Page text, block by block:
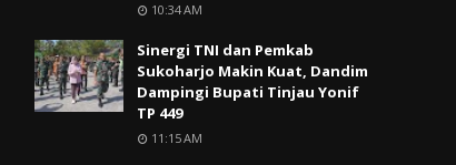
10:34 AM
Sinergi TNI dan Pemkab
Sukoharjo Makin Kuat, Dandim
Dampingi Bupati Tinjau Yonif
TP 449
11:15 AM